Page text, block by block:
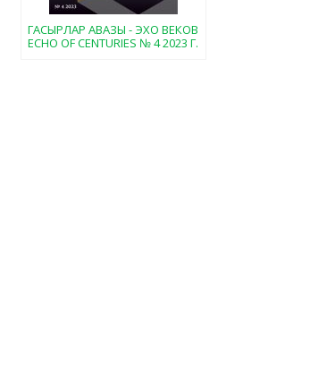
ГАСЫРЛАР АВАЗЫ - ЭХО ВЕКОВ
ECHO OF CENTURIES № 4 2023 Г.